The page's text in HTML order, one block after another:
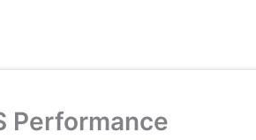
Performance